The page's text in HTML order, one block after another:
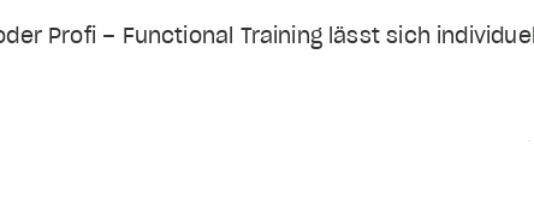
Profi – Functional Training lässt sich